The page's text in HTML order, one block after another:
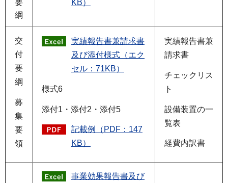
要
綱
KB）
交
付
要
綱
募
集
要
領
実績報告書兼請求書
及び添付様式（エク
セル：71KB）
様式6
添付1・添付2・添付5
記載例（PDF：147
KB）
実績報告書兼
請求書
チェックリス
ト
設備装置の一
覧表
経費内訳書
事業効果報告書及び